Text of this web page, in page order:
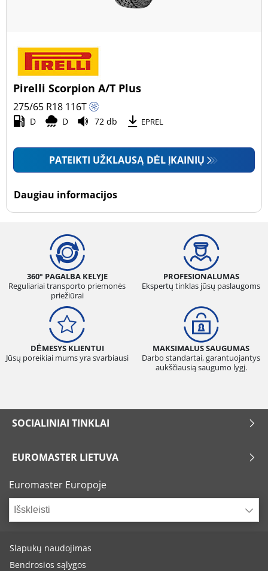
Pirelli Scorpion A/T Plus
275/65 R18 116T
D D 72 db EPREL
PATEIKTI UŽKLAUSĄ DĖL ĮKAINIŲ
Daugiau informacijos
360° PAGALBA KELYJE
Reguliariai transporto priemonės
priežiūrai
PROFESIONALUMAS
Ekspertų tinklas jūsų paslaugoms
DĖMESYS KLIENTUI
Jūsų poreikiai mums yra svarbiausi
MAKSIMALUS SAUGUMAS
Darbo standartai, garantuojantys
aukščiausią saugumo lygį.
SOCIALINIAI TINKLAI
EUROMASTER LIETUVA
Euromaster Europoje
Išskleisti
Slapukų naudojimas
Bendrosios sąlygos